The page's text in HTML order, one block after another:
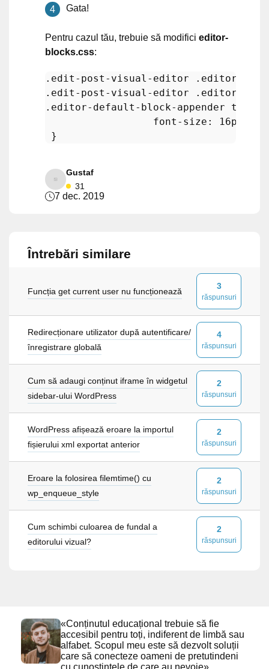
Gata!
Pentru cazul tău, trebuie să modifici editor-
blocks.css:
.edit-post-visual-editor
.editor-
.edit-post-visual-editor
.editor-
.editor-default-block-appender
font-size : 16px
Gustaf
31
7 dec. 2019
Întrebări similare
Funcția get current user nu funcționează
3
răspunsuri
Redirecționare utilizator după autentificare/
înregistrare globală
4
răspunsuri
Cum să adaugi conținut iframe în widgetul
sidebar-ului WordPress
2
răspunsuri
WordPress afișează eroare la importul
fișierului xml exportat anterior
2
răspunsuri
Eroare la folosirea filemtime() cu
wp_enqueue_style
2
răspunsuri
Cum schimbi culoarea de fundal a
editorului vizual?
2
răspunsuri
«Conținutul educațional trebuie să fie
accesibil pentru toți, indiferent de limbă sau
alfabet. Scopul meu este să dezvolt soluții
care să conecteze oameni de pretutindeni
cu cunoștințele de care au nevoie»